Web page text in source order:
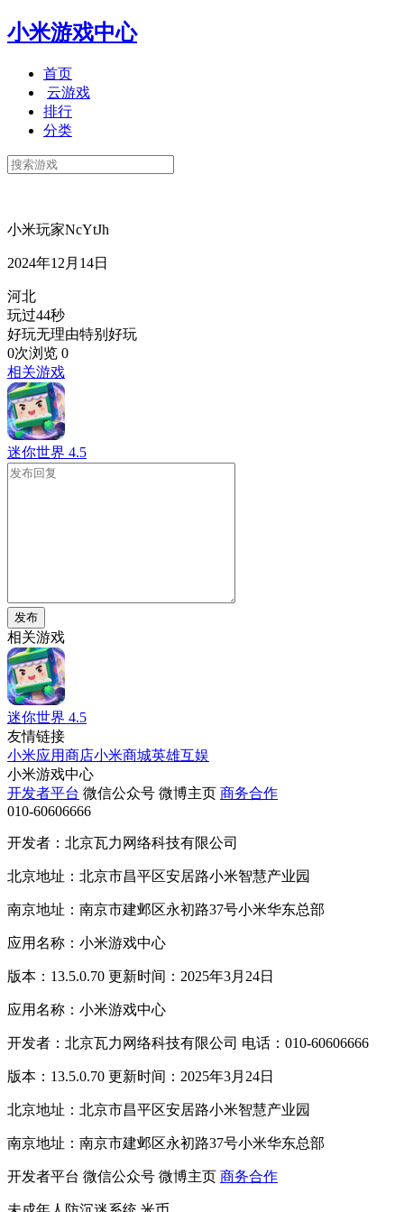
小米游戏中心
首页
云游戏
排行
分类
小米玩家NcYtJh
2024年12月14日
河北
玩过44秒
好玩无理由特别好玩
0次浏览 0
相关游戏
迷你世界 4.5
发布
相关游戏
迷你世界 4.5
友情链接
小米应用商店小米商城英雄互娱
小米游戏中心
开发者平台 微信公众号 微博主页 商务合作
010-60606666
开发者：北京瓦力网络科技有限公司
北京地址：北京市昌平区安居路小米智慧产业园
南京地址：南京市建邺区永初路37号小米华东总部
应用名称：小米游戏中心
版本：13.5.0.70 更新时间：2025年3月24日
应用名称：小米游戏中心
开发者：北京瓦力网络科技有限公司 电话：010-60606666
版本：13.5.0.70 更新时间：2025年3月24日
北京地址：北京市昌平区安居路小米智慧产业园
南京地址：南京市建邺区永初路37号小米华东总部
开发者平台 微信公众号 微博主页 商务合作